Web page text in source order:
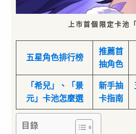
上市首個限定卡池
五星角色排行榜
推薦首
抽角色
「希兒」、「景
元」卡池怎麼選
新手抽
卡指南
目錄